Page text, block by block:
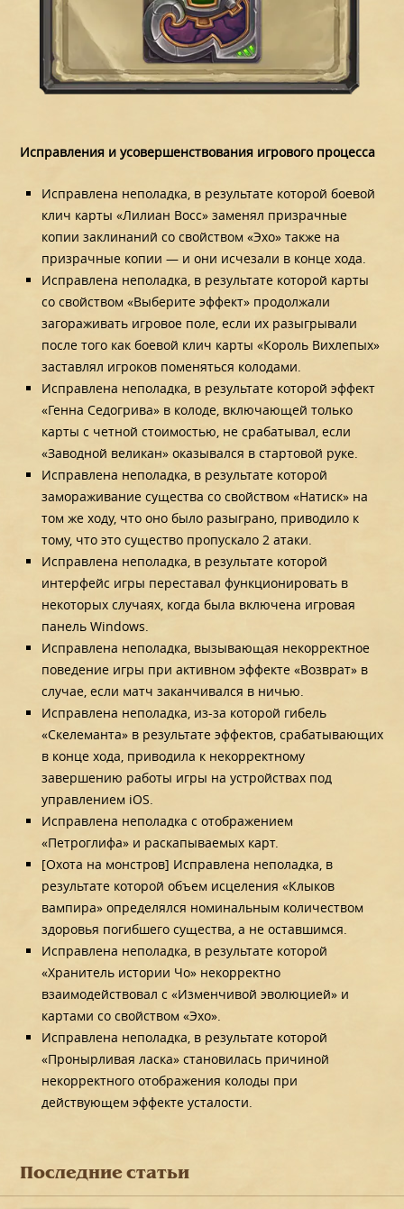
Исправления и усовершенствования игрового процесса
Исправлена неполадка, в результате которой боевой
клич карты «Лилиан Восс» заменял призрачные
копии заклинаний со свойством «Эхо» также на
призрачные копии — и они исчезали в конце хода.
Исправлена неполадка, в результате которой карты
со свойством «Выберите эффект» продолжали
загораживать игровое поле, если их разыгрывали
после того как боевой клич карты «Король Вихлепых»
заставлял игроков поменяться колодами.
Исправлена неполадка, в результате которой эффект
«Генна Седогрива» в колоде, включающей только
карты с четной стоимостью, не срабатывал, если
«Заводной великан» оказывался в стартовой руке.
Исправлена неполадка, в результате которой
замораживание существа со свойством «Натиск» на
том же ходу, что оно было разыграно, приводило к
тому, что это существо пропускало 2 атаки.
Исправлена неполадка, в результате которой
интерфейс игры переставал функционировать в
некоторых случаях, когда была включена игровая
панель Windows.
Исправлена неполадка, вызывающая некорректное
поведение игры при активном эффекте «Возврат» в
случае, если матч заканчивался в ничью.
Исправлена неполадка, из-за которой гибель
«Скелеманта» в результате эффектов, срабатывающих
в конце хода, приводила к некорректному
завершению работы игры на устройствах под
управлением iOS.
Исправлена неполадка с отображением
«Петроглифа» и раскапываемых карт.
[Охота на монстров] Исправлена неполадка, в
результате которой объем исцеления «Клыков
вампира» определялся номинальным количеством
здоровья погибшего существа, а не оставшимся.
Исправлена неполадка, в результате которой
«Хранитель истории Чо» некорректно
взаимодействовал с «Изменчивой эволюцией» и
картами со свойством «Эхо».
Исправлена неполадка, в результате которой
«Пронырливая ласка» становилась причиной
некорректного отображения колоды при
действующем эффекте усталости.
Последние статьи